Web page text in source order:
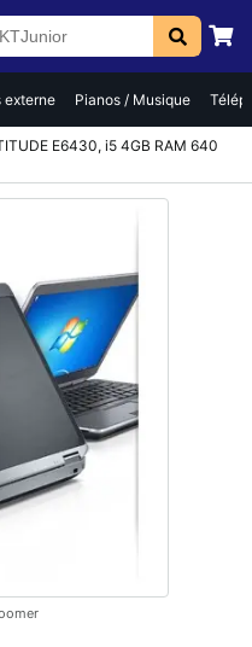
externe Pianos / Musique
E6430, i5 4GB RAM 640